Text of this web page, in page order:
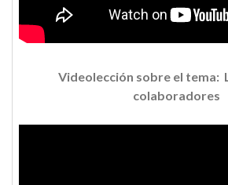
Videolección sobre el tema:
colaboradores